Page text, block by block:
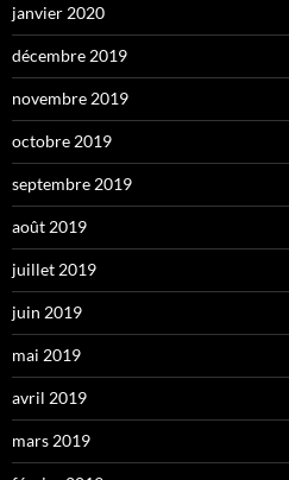
janvier 2020
décembre 2019
novembre 2019
octobre 2019
septembre 2019
août 2019
juillet 2019
juin 2019
mai 2019
avril 2019
mars 2019